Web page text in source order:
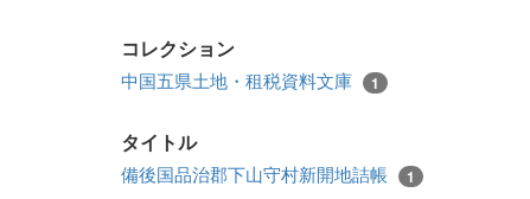
コレクション
中国五県土地・租税資料文庫 1
タイトル
備後国品治郡下山守村新開地詰帳 1